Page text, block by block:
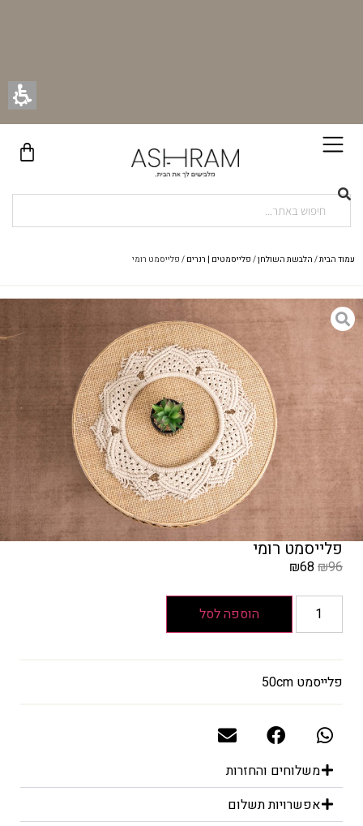
עמוד הבית/ הלבשת השולחן/ פלייסמטים | רנרים / פלייסמט רומי
פלייסמט רומי
₪96
₪68
הקודם
הנוכחי
₪68
הוספה לסל
פלייסמט 50cm
משלוחים והחזרות
אפשרויות תשלום